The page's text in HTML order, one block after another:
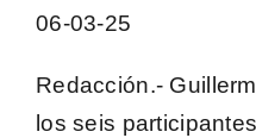
06-03-25
Redacción.-
los seis